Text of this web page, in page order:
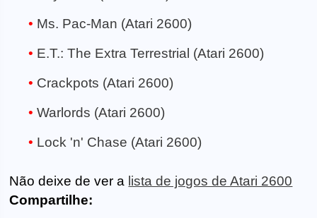
Ms. Pac-Man (Atari 2600)
E.T.: The Extra Terrestrial (Atari 2600)
Crackpots (Atari 2600)
Warlords (Atari 2600)
Lock 'n' Chase (Atari 2600)
Não deixe de ver a lista de jogos de Atari 2600
Compartilhe: